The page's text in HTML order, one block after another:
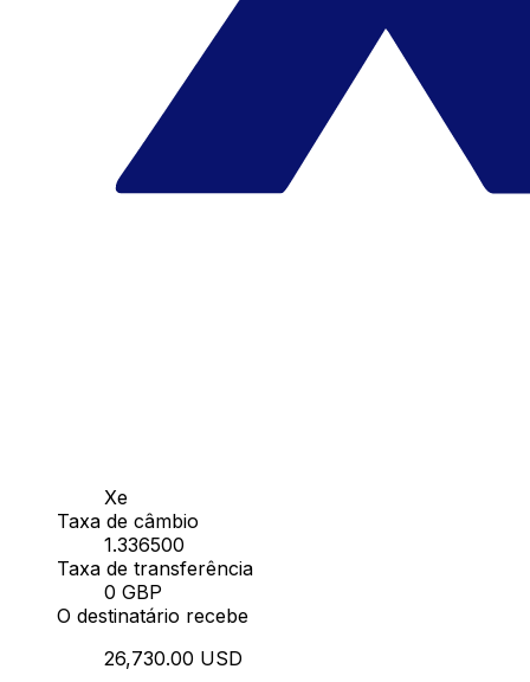
Xe
Taxa de câmbio
1.336500
Taxa de transferência
0 GBP
O destinatário recebe
26,730.00 USD